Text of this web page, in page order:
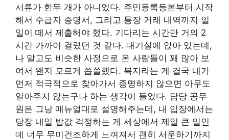
서류가 한두 개가 아니었다. 주민등록등본부터 시작
해서 수급자 증명서, 그리고 통장 거래 내역까지 일
일이 떼서 제출해야 했다. 기다리는 시간만 거의 2
시간 가까이 걸렸던 것 같다. 대기실에 앉아 있는데,
나 말고도 비슷한 사정으로 온 사람들이 꽤 많아 보
여서 왠지 모르게 씁쓸했다. 복지라는 게 결국 내가
먼저 적극적으로 찾아가서 증명하지 않으면 아무도
알아주지 않는구나 하는 생각이 들었다. 담당 공무
원은 그냥 매뉴얼대로 설명해주는데, 내 입장에서는
당장 내일 밥값 걱정하는 게 세상에서 제일 큰 일인
데 너무 무미건조하게 느껴져서 괜히 서운하기까지